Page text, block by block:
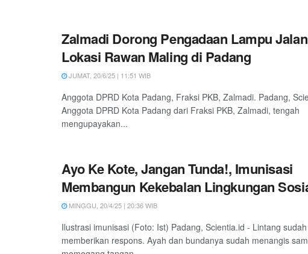
Zalmadi Dorong Pengadaan Lampu
Lokasi Rawan Maling di Padang
JUMAT, 20/6/25 | 11:51 WIB
Anggota DPRD Kota Padang, Fraksi PKB, Zalmadi. Padang,
Anggota DPRD Kota Padang dari Fraksi PKB, Zalmadi, tengah
mengupayakan...
Ayo Ke Kote, Jangan Tunda!, Imunisasi
Membangun Kekebalan Lingkungan
MINGGU, 20/4/25 | 20:36 WIB
Ilustrasi imunisasi (Foto: Ist) Padang, Scientia.id - Lintang
memberikan respons. Ayah dan bundanya sudah menangis